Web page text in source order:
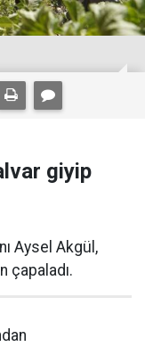
giyip
Aysel Akgül,
çapaladı.